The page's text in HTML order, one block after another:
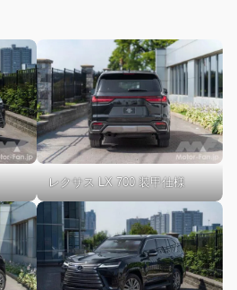
レクサス LX 700 装甲仕様